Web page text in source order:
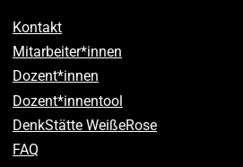
Kontakt
Mitarbeiter*innen
Dozent*innen
Dozent*innentool
DenkStätte WeißeRose
FAQ